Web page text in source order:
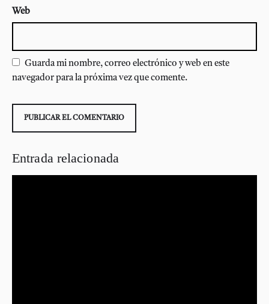
Web
Guarda mi nombre, correo electrónico y web en este
navegador para la próxima vez que comente.
Entrada relacionada